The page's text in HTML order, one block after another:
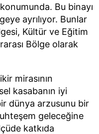
Bu binayı
ayrılıyor. Bunlar
Kültür ve Eğitim
Bölge olarak
mirasının
kasabanın iyi
dünya arzusunu bir
geleceğine
katkıda